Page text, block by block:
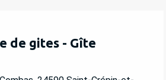
de gites - Gîte